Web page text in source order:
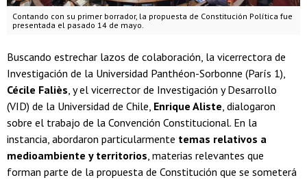
Contando con su primer borrador, la propuesta de Constitución Política fue
presentada el pasado 14 de mayo.
Buscando estrechar lazos de colaboración, la vicerrectora de
Investigación de la Universidad Panthéon-Sorbonne (París 1),
Cécile Faliès , y el vicerrector de Investigación y Desarrollo
(VID) de la Universidad de Chile, Enrique Aliste , dialogaron
sobre el trabajo de la Convención Constitucional. En la
instancia, abordaron particularmente temas relativos a
medioambiente y territorios , materias relevantes que
forman parte de la propuesta de Constitución que se someterá